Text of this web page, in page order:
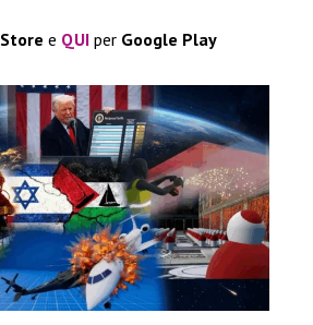
Store e QUI per Google Play